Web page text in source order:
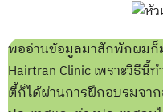
พออ่านข้อมูลมาสักพักผมก็
Hairtran Clinic เพราะวิธี
ตี้ก็ได้ผ่านการฝึกอบรมจาก